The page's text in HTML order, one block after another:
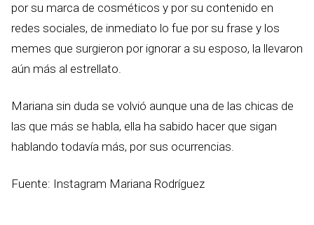
por su marca de cosméticos y por su contenido en
redes sociales, de inmediato lo fue por su frase y los
memes que surgieron por ignorar a su esposo, la llevaron
aún más al estrellato.
Mariana sin duda se volvió aunque una de las chicas de
las que más se habla, ella ha sabido hacer que sigan
hablando todavía más, por sus ocurrencias.
Fuente: Instagram Mariana Rodríguez